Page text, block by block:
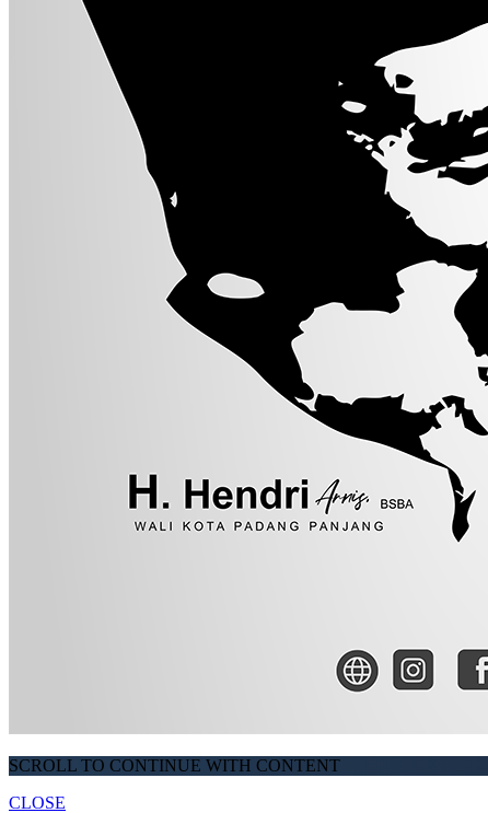
SCROLL TO CONTINUE WITH CONTENT
CLOSE